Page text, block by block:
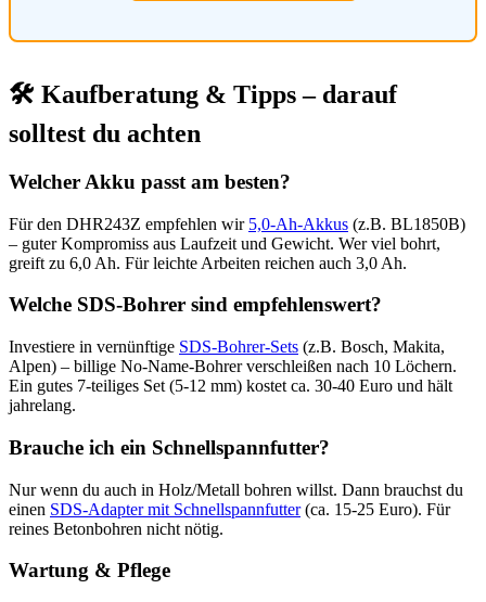
🛠️ Kaufberatung & Tipps – darauf
solltest du achten
Welcher Akku passt am besten?
Für den DHR243Z empfehlen wir 5,0-Ah-Akkus (z.B. BL1850B)
– guter Kompromiss aus Laufzeit und Gewicht. Wer viel bohrt,
greift zu 6,0 Ah. Für leichte Arbeiten reichen auch 3,0 Ah.
Welche SDS-Bohrer sind empfehlenswert?
Investiere in vernünftige SDS-Bohrer-Sets (z.B. Bosch, Makita,
Alpen) – billige No-Name-Bohrer verschleißen nach 10 Löchern.
Ein gutes 7-teiliges Set (5-12 mm) kostet ca. 30-40 Euro und hält
jahrelang.
Brauche ich ein Schnellspannfutter?
Nur wenn du auch in Holz/Metall bohren willst. Dann brauchst du
einen SDS-Adapter mit Schnellspannfutter(ca. 15-25 Euro). Für
reines Betonbohren nicht nötig.
Wartung & Pflege